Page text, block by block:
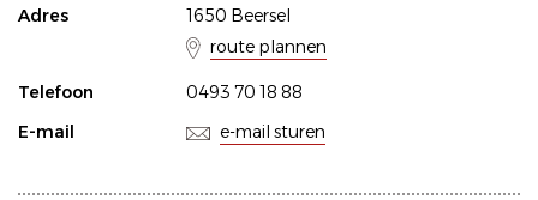
Adres
1650 Beersel
route plannen
Telefoon
0493 70 18 88
E-mail
e-mail sturen